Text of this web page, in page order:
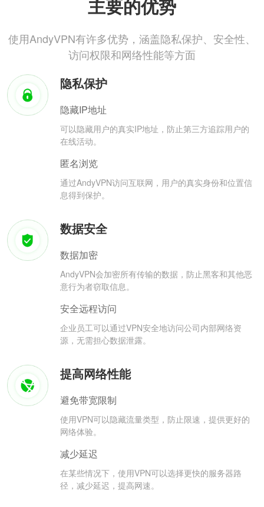
主要的优势
使用AndyVPN有许多优势，涵盖隐私保护、安全性、
访问权限和网络性能等方面
隐私保护
隐藏IP地址
可以隐藏用户的真实IP地址，防止第三方追踪用户的
在线活动。
匿名浏览
通过AndyVPN访问互联网，用户的真实身份和位置信
息得到保护。
数据安全
数据加密
AndyVPN会加密所有传输的数据，防止黑客和其他恶
意行为者窃取信息。
安全远程访问
企业员工可以通过VPN安全地访问公司内部网络资
源，无需担心数据泄露。
提高网络性能
避免带宽限制
使用VPN可以隐藏流量类型，防止限速，提供更好的
网络体验。
减少延迟
在某些情况下，使用VPN可以选择更快的服务器路
径，减少延迟，提高网速。